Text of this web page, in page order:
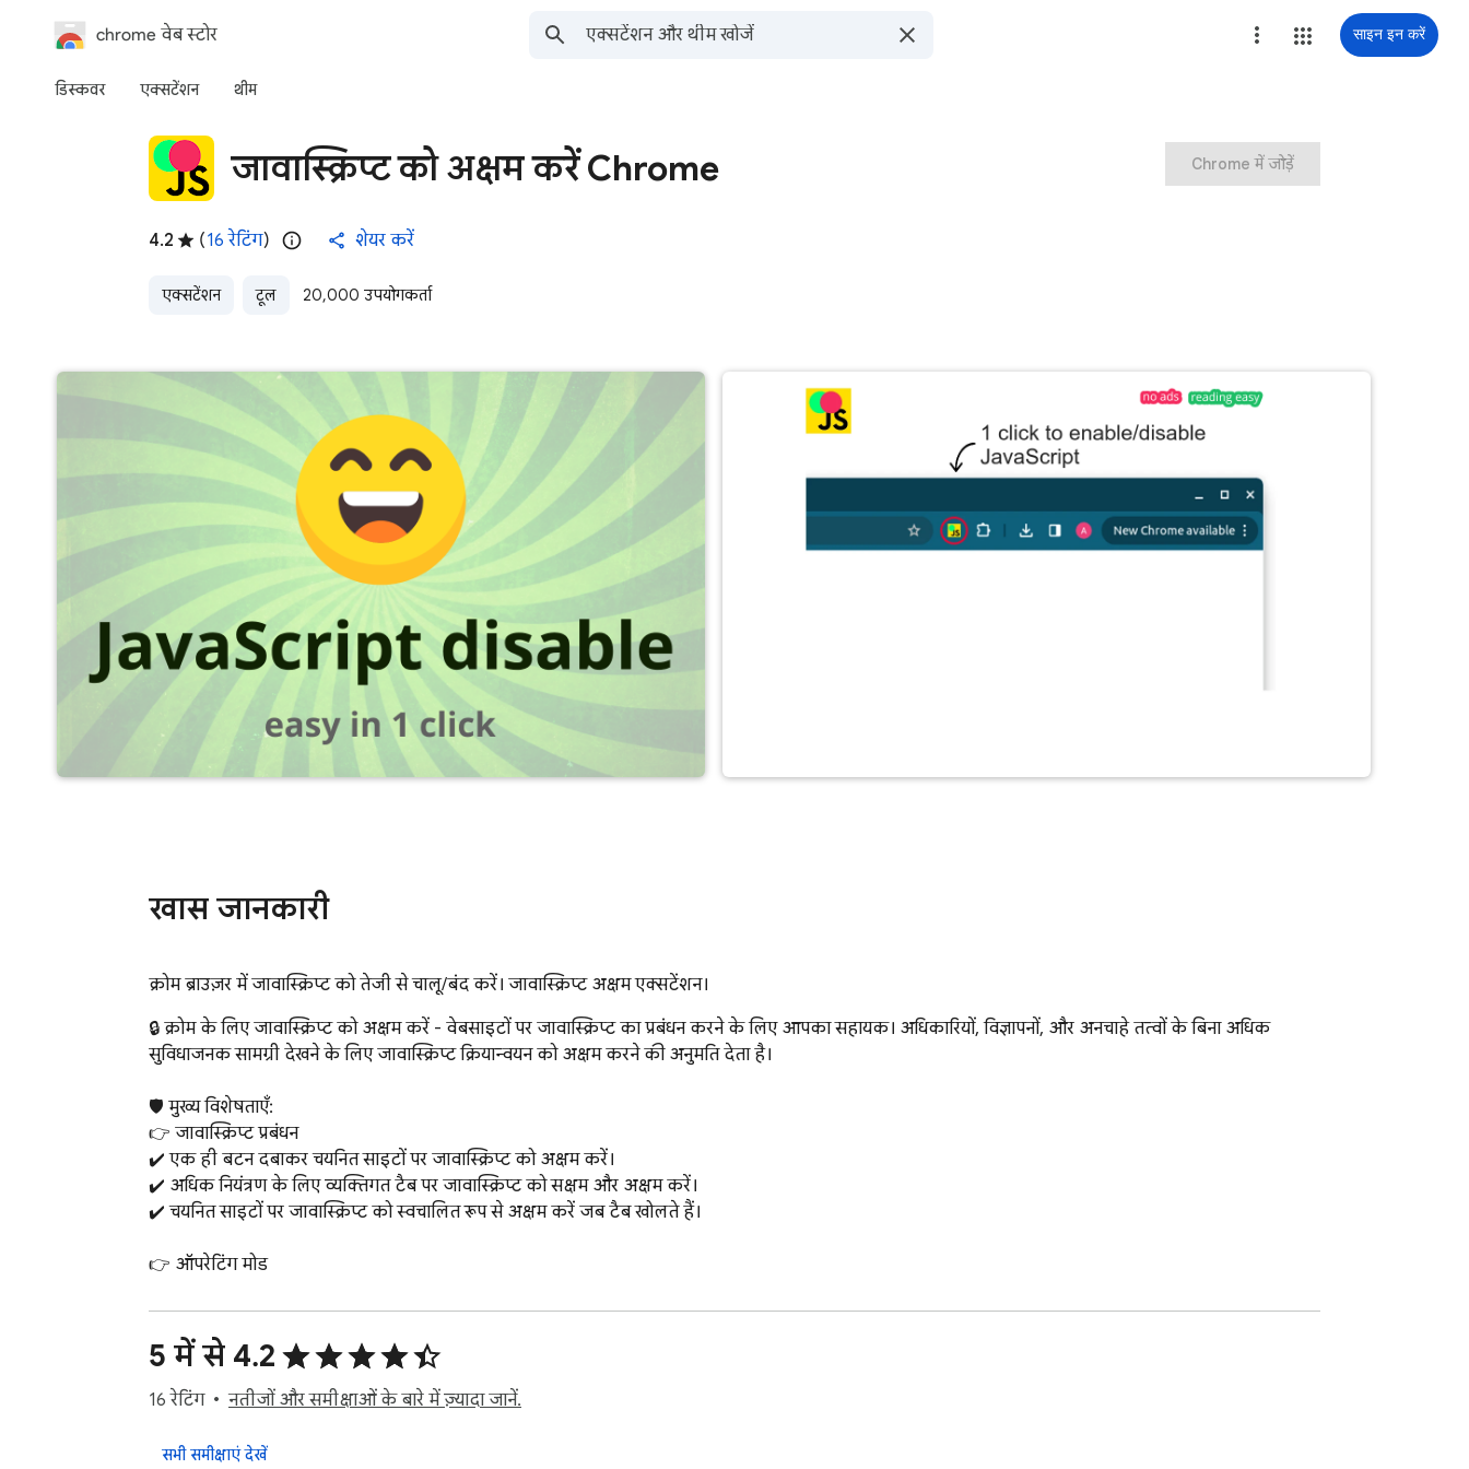
chrome वेब स्टोर साइन इन करें
डिस्कवर एक्‍सटेंशन थीम
जावास्क्रिप्ट को अक्षम करें Chrome
4.2 (16 रेटिंग) शेयर करें
एक्सटेंशन टूल 20,000 उपयोगकर्ता
Chrome में जोड़ें
खास जानकारी
क्रोम ब्राउज़र में जावास्क्रिप्ट को तेजी से चालू/बंद करें। जावास्क्रिप्ट अक्षम एक्सटेंशन।
🔒 क्रोम के लिए जावास्क्रिप्ट को अक्षम करें - वेबसाइटों पर जावास्क्रिप्ट का प्रबंधन करने के लिए आपका सहायक। अधिकारियों, विज्ञापनों, और अनचाहे तत्वों के बिना अधिक
सुविधाजनक सामग्री देखने के लिए जावास्क्रिप्ट क्रियान्वयन को अक्षम करने की अनुमति देता है।
🛡️ मुख्य विशेषताएँ:
👉 जावास्क्रिप्ट प्रबंधन
✔️ एक ही बटन दबाकर चयनित साइटों पर जावास्क्रिप्ट को अक्षम करें।
✔️ अधिक नियंत्रण के लिए व्यक्तिगत टैब पर जावास्क्रिप्ट को सक्षम और अक्षम करें।
✔️ चयनित साइटों पर जावास्क्रिप्ट को स्वचालित रूप से अक्षम करें जब टैब खोलते हैं।
👉 ऑपरेटिंग मोड
✔️ स्वचालित मोड: अधिक सुविधाजनक दृश्य के लिए साइटों पर जावास्क्रिप्ट को डिफ़ॉल्ट रूप से अक्षम करें।
👉 कस्टम सेटिंग्स
✔️ उन साइटों के लिए अपवाद जो आप जावास्क्रिप्ट चलाना चाहते हैं, उन्हें जोड़ना और हटाना।
5 में से 4.2
16 रेटिंग नतीजों और समीक्षाओं के बारे में ज़्यादा जानें.
सभी समीक्षाएं देखें